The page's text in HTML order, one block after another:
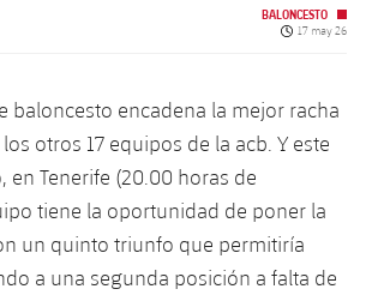
órganos
BALONCESTO
Fecha de
17 may 26
baloncesto encadena la mejor racha
otros 17 equipos de la acb. Y este
en Tenerife (20.00 horas de
tiene la oportunidad de poner la
un quinto triunfo que permitiría
a una segunda posición a falta de